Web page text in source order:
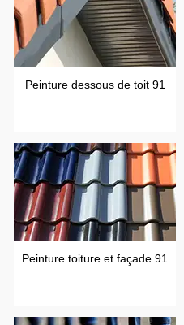
Peinture dessous de toit 91
Peinture toiture et façade 91